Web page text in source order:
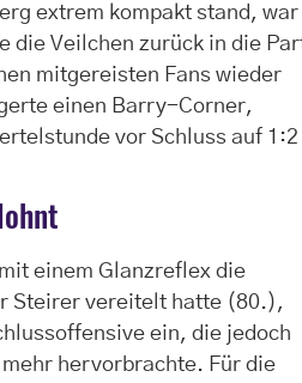
extrem kompakt stand, war
die Veilchen zurück in die
mitgereisten Fans wieder
einen Barry-Corner,
vor Schluss auf 1:2
einem Glanzreflex die
Steirer vereitelt hatte (80.),
ein, die jedoch
hervorbrachte. Für die